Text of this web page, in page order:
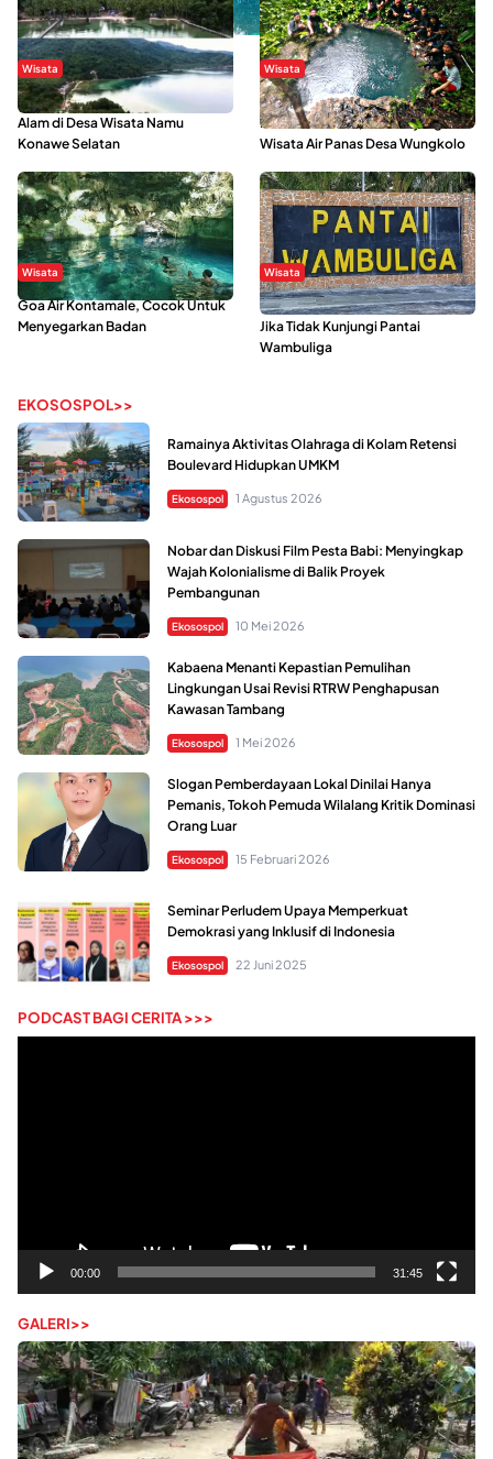
Wisata
Menikmati Suasana Keindahan
Alam di Desa Wisata Namu
Konawe Selatan
Wisata
Sering Menjadi Tempat Refreshing
Mahasiswa KKN, Yuk Kunjungi
Wisata Air Panas Desa Wungkolo
Wisata
Goa Air Kontamale, Cocok Untuk
Menyegarkan Badan
Wisata
Berkunjung Ke Wakatobi, Nyesal
Jika Tidak Kunjungi Pantai
Wambuliga
EKOSOSPOL>>
Ramainya Aktivitas Olahraga di Kolam Retensi
Boulevard Hidupkan UMKM
Ekosospol 1 Agustus 2026
Nobar dan Diskusi Film Pesta Babi: Menyingkap
Wajah Kolonialisme di Balik Proyek
Pembangunan
Ekosospol 10 Mei 2026
Kabaena Menanti Kepastian Pemulihan
Lingkungan Usai Revisi RTRW Penghapusan
Kawasan Tambang
Ekosospol 1 Mei 2026
Slogan Pemberdayaan Lokal Dinilai Hanya
Pemanis, Tokoh Pemuda Wilalang Kritik Dominasi
Orang Luar
Ekosospol 15 Februari 2026
Seminar Perludem Upaya Memperkuat
Demokrasi yang Inklusif di Indonesia
Ekosospol 22 Juni 2025
PODCAST BAGI CERITA >>>
00:00 31:45
GALERI>>